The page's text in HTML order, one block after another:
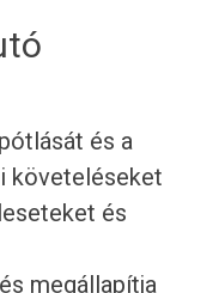
és a
követeléseket
és
megállapítja